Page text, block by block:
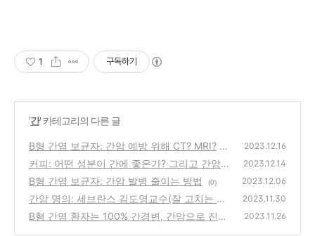
1 구독하기
'간' 카테고리의 다른 글
B형 간염 보균자: 간암 예방 위해 CT? MRI?
(0)
2023.12.16
커피: 어떤 성분이 간에 좋은가? 그리고 간암
예방!
(0)
2023.12.14
B형 간염 보균자: 간암 발병 줄이는 방법 (0) 2023.12.06
간암 명의: 세브란스 김도영교수(잘 고치는 의
사로 남고 싶다!)
(0)
2023.11.30
B형 간염 환자는 100% 간경변, 간암으로 진행
2023.11.26